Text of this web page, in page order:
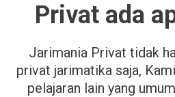
Privat ada
Jarimania Privat tidak
privat jarimatika saja,
pelajaran lain yang